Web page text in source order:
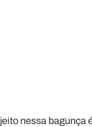
nessa bagunça